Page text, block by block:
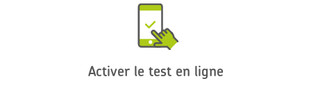
Activer le test en ligne